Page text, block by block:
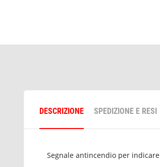
DESCRIZIONE SPEDIZIONE E RESI
Segnale antincendio per